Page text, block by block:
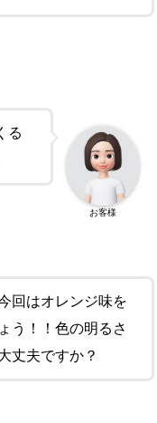
る
お客様
回はオレンジ味を
う！！色の明るさ
丈夫ですか？